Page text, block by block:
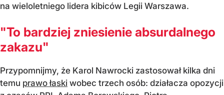
na wieloletniego lidera kibiców Legii Warszawa.
"To bardziej zniesienie absurdalnego
zakazu"
Przypomnijmy, że Karol Nawrocki zastosował kilka dni
temu prawo łaski wobec trzech osób: działacza opozycji